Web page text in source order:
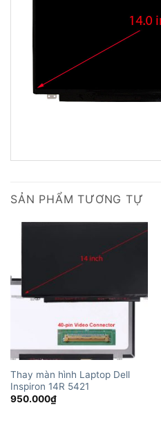
SẢN PHẨM TƯƠNG TỰ
Thay màn hình Laptop Dell
Inspiron 14R 5421
950.000₫